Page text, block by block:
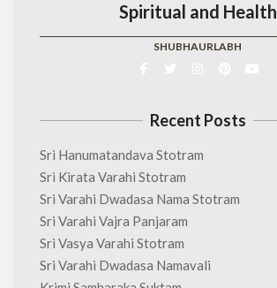
Spiritual and Health
SHUBHAURLABH
Recent Posts
Sri Hanumatandava Stotram
Sri Kirata Varahi Stotram
Sri Varahi Dwadasa Nama Stotram
Sri Varahi Vajra Panjaram
Sri Vasya Varahi Stotram
Sri Varahi Dwadasa Namavali